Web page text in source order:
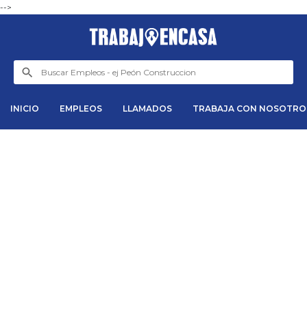
-->
INICIO EMPLEOS LLAMADOS TRABAJA CON